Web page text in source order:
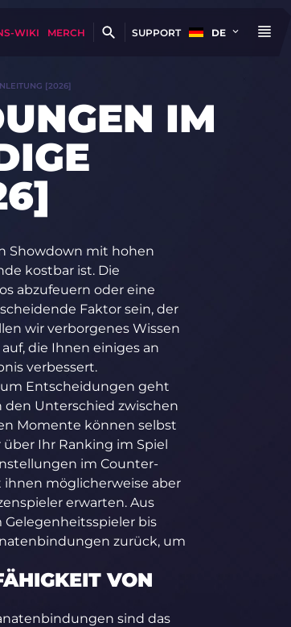
WIKI MERCH SUPPORT DE
[2026]
IM
Showdown mit hohen
kostbar ist. Die
abzufeuern oder eine
Faktor sein, der
wir verborgenes Wissen
die Ihnen einiges an
verbessert.
um Entscheidungen geht
Unterschied zwischen
Momente können selbst
Ihr Ranking im Spiel
im Counter-
ihnen möglicherweise aber
erwarten. Aus
Gelegenheitsspieler bis
zurück, um
VON
sind das